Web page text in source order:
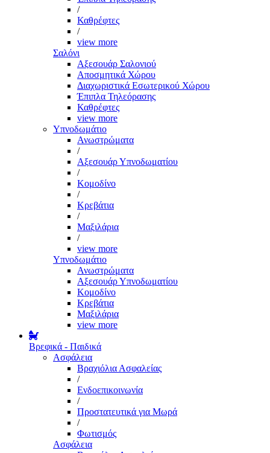
/
Καθρέφτες
/
view more
Σαλόνι
Αξεσουάρ Σαλονιού
Αποσμητικά Χώρου
Διαχωριστικά Εσωτερικού Χώρου
Έπιπλα Τηλεόρασης
Καθρέφτες
view more
Υπνοδωμάτιο
Ανωστρώματα
/
Αξεσουάρ Υπνοδωματίου
/
Κομοδίνο
/
Κρεβάτια
/
Μαξιλάρια
/
view more
Υπνοδωμάτιο
Ανωστρώματα
Αξεσουάρ Υπνοδωματίου
Κομοδίνο
Κρεβάτια
Μαξιλάρια
view more
Βρεφικά - Παιδικά
Ασφάλεια
Βραχιόλια Ασφαλείας
/
Ενδοεπικοινωνία
/
Προστατευτικά για Μωρά
/
Φωτισμός
Ασφάλεια